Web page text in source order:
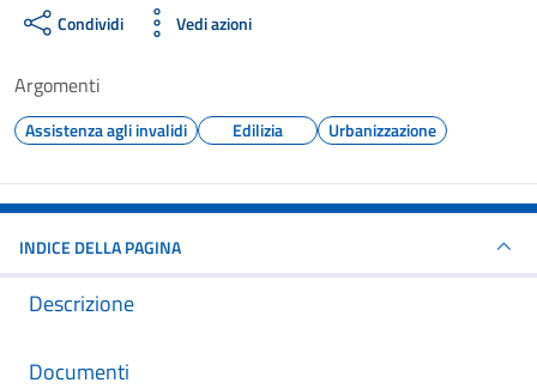
Condividi Vedi azioni
Argomenti
Assistenza agli invalidi Edilizia Urbanizzazione
INDICE DELLA PAGINA
Descrizione
Documenti